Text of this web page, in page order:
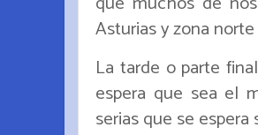
Asturias y zona
La tarde o parte
espera que sea el
serias que se